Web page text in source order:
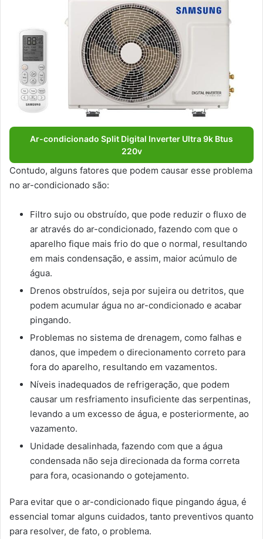
Ar-condicionado Split Digital Inverter Ultra 9k Btus
220v
Contudo, alguns fatores que podem causar esse problema
no ar-condicionado são:
Filtro sujo ou obstruído, que pode reduzir o fluxo de
ar através do ar-condicionado, fazendo com que o
aparelho fique mais frio do que o normal, resultando
em mais condensação, e assim, maior acúmulo de
água.
Drenos obstruídos, seja por sujeira ou detritos, que
podem acumular água no ar-condicionado e acabar
pingando.
Problemas no sistema de drenagem, como falhas e
danos, que impedem o direcionamento correto para
fora do aparelho, resultando em vazamentos.
Níveis inadequados de refrigeração, que podem
causar um resfriamento insuficiente das serpentinas,
levando a um excesso de água, e posteriormente, ao
vazamento.
Unidade desalinhada, fazendo com que a água
condensada não seja direcionada da forma correta
para fora, ocasionando o gotejamento.
Para evitar que o ar-condicionado fique pingando água, é
essencial tomar alguns cuidados, tanto preventivos quanto
para resolver, de fato, o problema.